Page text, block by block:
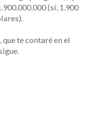
(sí, 1.900
te contaré en el